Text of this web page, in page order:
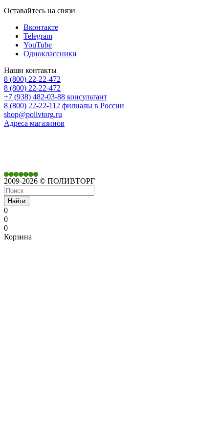
Оставайтесь на связи
Вконтакте
Telegram
YouTube
Одноклассники
Наши контакты
8 (800) 22-22-472
8 (800) 22-22-472
+7 (938) 482-03-88 консультант
8 (800) 22-22-112 филиалы в России
shop@polivtorg.ru
Адреса магазинов
2009-2026 © ПОЛИВТОРГ
Найти
0
0
0
Корзина